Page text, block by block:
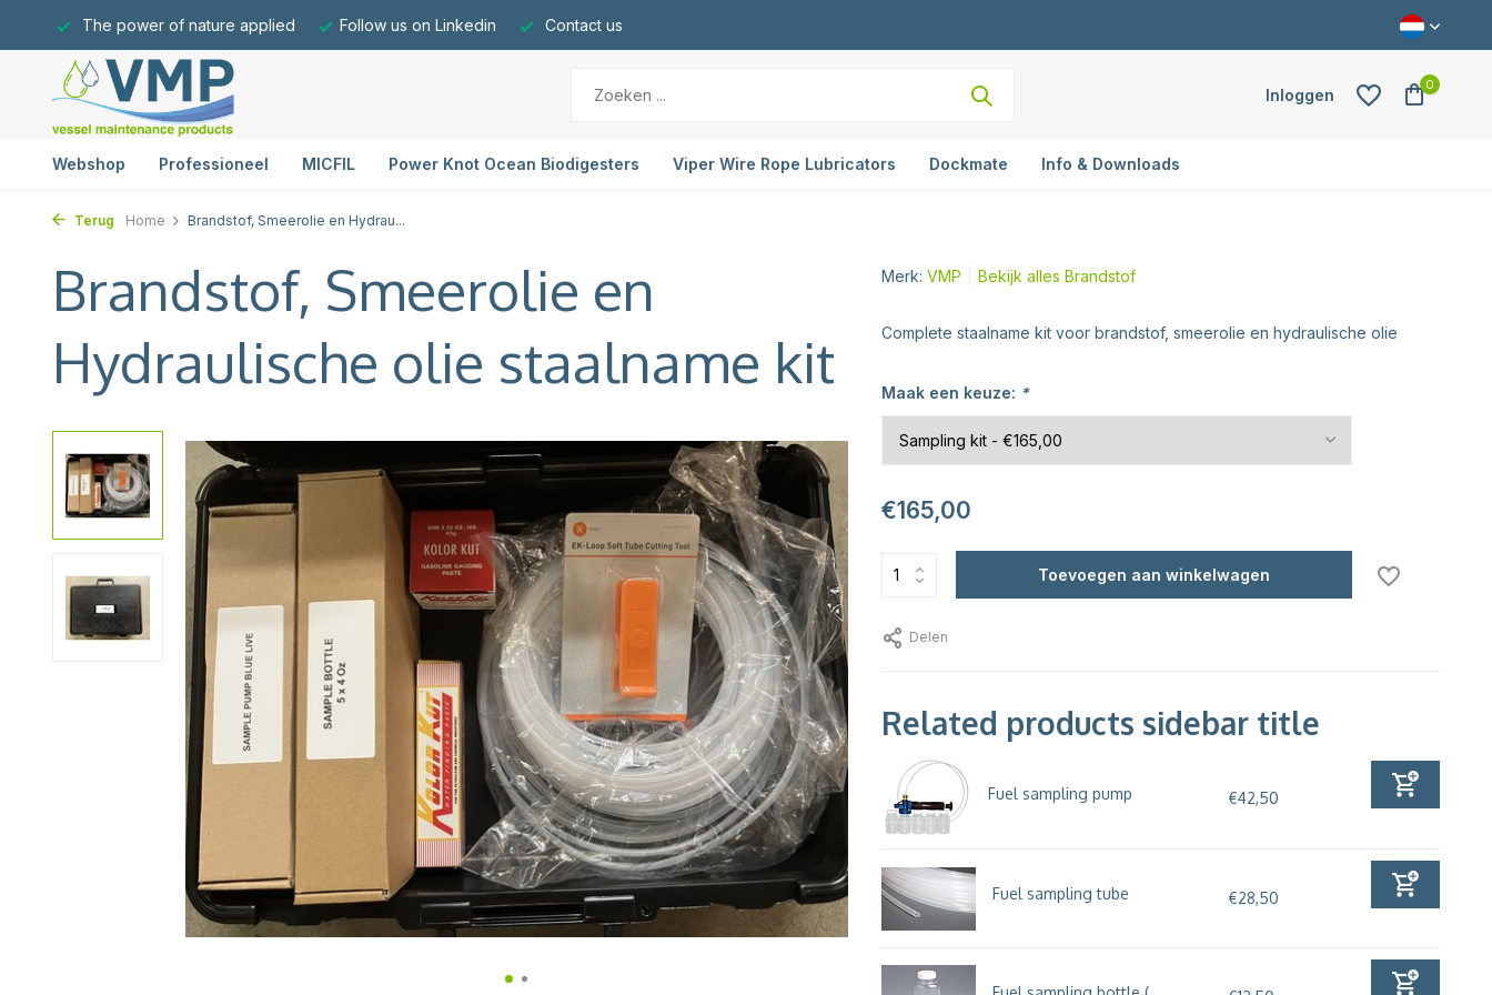
The power of nature applied Follow us on Linkedin Contact us
Inloggen
0
Webshop Professioneel MICFIL Power Knot Ocean Biodigesters Viper Wire Rope Lubricators Dockmate Info & Downloads
Terug Home Brandstof, Smeerolie en Hydrau...
Brandstof, Smeerolie en
Hydraulische olie staalname kit
Merk: VMP Bekijk alles Brandstof
Complete staalname kit voor brandstof, smeerolie en hydraulische olie
Maak een keuze: *
€165,00
Toevoegen aan winkelwagen
Delen
Related products sidebar title
Fuel sampling pump €42,50
Fuel sampling tube €28,50